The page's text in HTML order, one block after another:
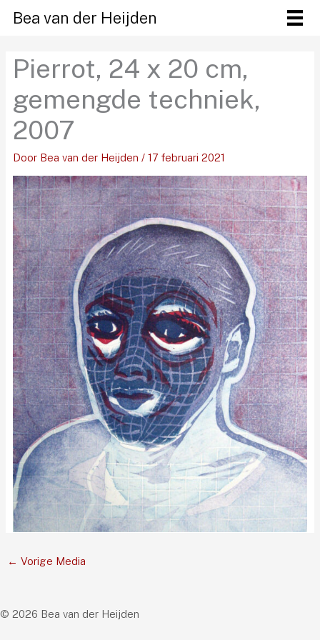
naar
inhoud
Bea van der Heijden
Pierrot, 24 x 20 cm,
gemengde techniek,
2007
Door Bea van der Heijden / 17 februari 2021
← Vorige Media
© 2026 Bea van der Heijden